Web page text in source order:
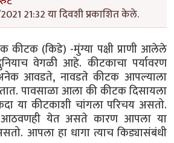
21:32 या दिवशी प्रकाशित केले.
(किडे) -मुंग्या पक्षी प्राणी आलेले
वेगळी आहे. कीटकाचा पर्यावरण
आवडते, नावडते कीटक आपल्याला
पावसाळा आला की कीटक दिसायला
या कीटकाशी चांगला परिचय असतो.
आठवणही येत असते कारण आपला या
आपला हा धागा त्याच किड्यासंबंधी